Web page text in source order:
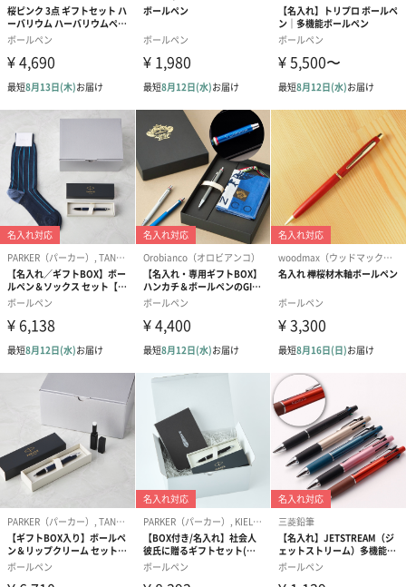
ダンボール装飾（ひま
わり）（720円）
ダンボール装飾（チュ
ーリップ）（720円）
ダンボール装
イトピンク×
ト）（580円）
紙袋
お渡し用の紙袋です。
商品に合わせたサイズをお届けします。
あり（280円）
メッセージカード（通常・写真・グリーティング）
誕生日や結婚祝い・出産祝いなど、様々なシーンのメッセージカ
ードを同梱します。
メッセージカードや封筒のデザインは一部変更する場合がありま
す。